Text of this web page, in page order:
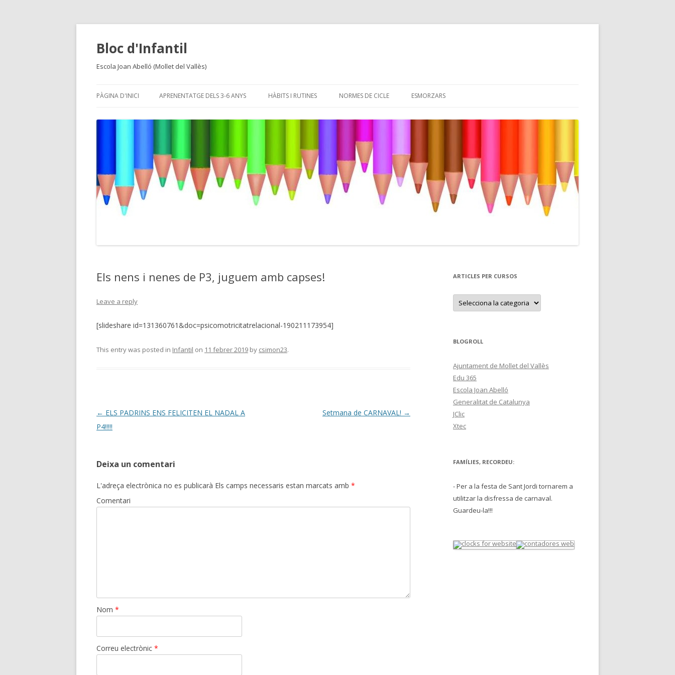
Bloc d'Infantil
Escola Joan Abelló (Mollet del Vallès)
to
PÀGINA D'INICI APRENENTATGE DELS 3-6 ANYS HÀBITS I RUTINES NORMES DE CICLE ESMORZARS
Els nens i nenes de P3, juguem amb capses!
Leave a reply
[slideshare id=131360761&doc=psicomotricitatrelacional-190211173954]
This entry was posted in Infantil on 11 febrer 2019 by csimon23.
Post
navigation
← ELS PADRINS ENS FELICITEN EL NADAL A
P4!!!!!
Setmana de CARNAVAL! →
Deixa un comentari
L'adreça electrònica no es publicarà Els camps necessaris estan marcats amb *
Comentari
Nom *
Correu electrònic *
ARTICLES PER CURSOS
A
t
e
s
r
c
u
r
s
o
s
BLOGROLL
Ajuntament de Mollet del Vallès
Edu 365
Escola Joan Abelló
Generalitat de Catalunya
JClic
Xtec
FAMÍLIES, RECORDEU:
- Per a la festa de Sant Jordi tornarem a
utilitzar la disfressa de carnaval.
Guardeu-la!!!